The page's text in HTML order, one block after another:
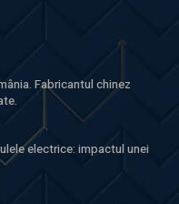
Fabricantul chinez
electrice: impactul unei